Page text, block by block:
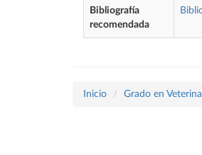
Bibliografía
recomendada
Inicio Grado en